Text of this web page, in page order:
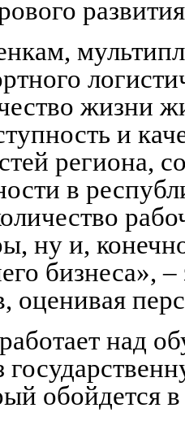
жизни
и
региона,
в
ну и,
бизнеса»,
оценивая
над
обойдется